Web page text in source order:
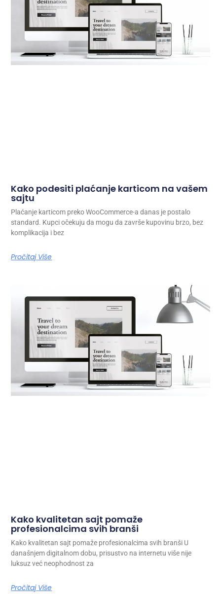
Kako podesiti plaćanje karticom na vašem
sajtu
Plaćanje karticom preko WooCommerce-a danas je postalo
standard. Kupci očekuju da mogu da završe kupovinu brzo, bez
komplikacija i bez
Pročitaj Više
Kako kvalitetan sajt pomaže
profesionalcima svih branši
Kako kvalitetan sajt pomaže profesionalcima svih branši U
današnjem digitalnom dobu, prisustvo na internetu više nije
luksuz već neophodnost za
Pročitaj Više